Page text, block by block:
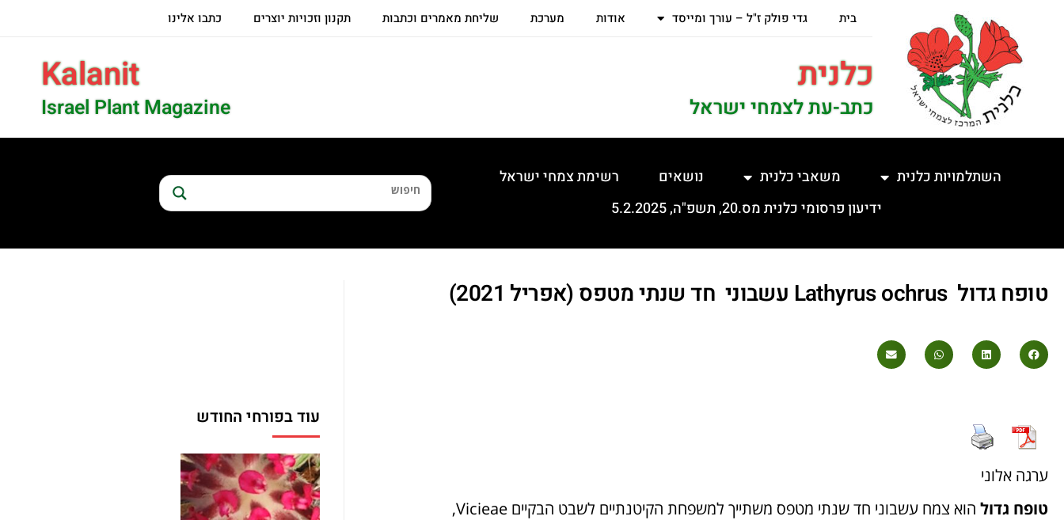
בית גדי פולק ז"ל – עורך ומייסד אודות מערכת שליחת מאמרים וכתבות תקנון וזכויות יוצרים כתבו אלינו
כלנית
כתב-עת לצמחי ישראל
Kalanit
Israel Plant Magazine
השתלמויות כלנית משאבי כלנית נושאים
רשימת צמחי ישראל
ידיעון פרסומי כלנית מס.20, תשפ"ה, 5.2.2025
טופח גדול Lathyrus ochrus עשבוני חד שנתי מטפס (אפריל 2021)
ערגה אלוני
טופח גדול
הוא צמח עשבוני חד שנתי מטפס משתייך למשפחת הקיטנתיים לשבט הבקיים Vicieae,
עוד בפורחי החודש